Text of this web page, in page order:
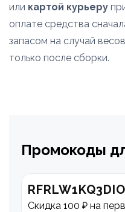
или картой курьеру
оплате средства
запасом на случай
только после сборки.
Промокоды
Скидка 100 ₽ на